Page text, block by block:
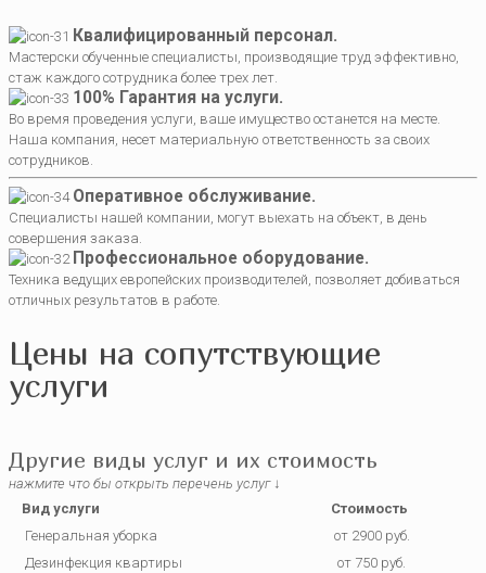
Квалифицированный персонал.
Мастерски обученные специалисты, производящие труд эффективно,
стаж каждого сотрудника более трех лет.
100% Гарантия на услуги.
Во время проведения услуги, ваше имущество останется на месте.
Наша компания, несет материальную ответственность за своих
сотрудников.
Оперативное обслуживание.
Специалисты нашей компании, могут выехать на объект, в день
совершения заказа.
Профессиональное оборудование.
Техника ведущих европейских производителей, позволяет добиваться
отличных результатов в работе.
Цены на сопутствующие
услуги
Другие виды услуг и их стоимость
нажмите что бы открыть перечень услуг↓
Вид услуги
Стоимость
Генеральная уборка
от 2900 руб.
Дезинфекция квартиры
от 750 руб.